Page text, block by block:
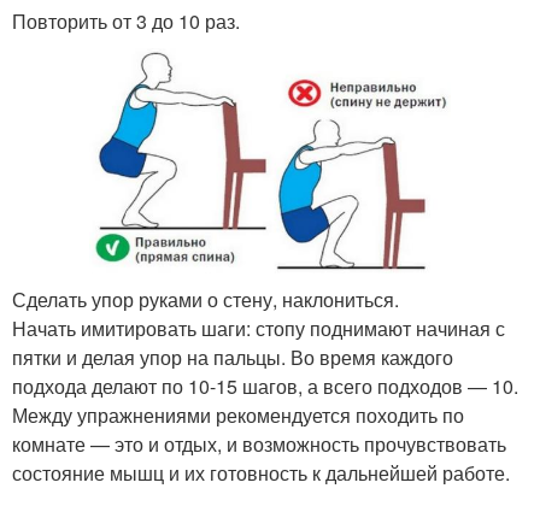
Повторить от 3 до 10 раз.
Сделать упор руками о стену, наклониться.
Начать имитировать шаги: стопу поднимают начиная с
пятки и делая упор на пальцы. Во время каждого
подхода делают по 10-15 шагов, а всего подходов — 10.
Между упражнениями рекомендуется походить по
комнате — это и отдых, и возможность прочувствовать
состояние мышц и их готовность к дальнейшей работе.